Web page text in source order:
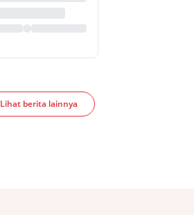
Lihat berita lainnya